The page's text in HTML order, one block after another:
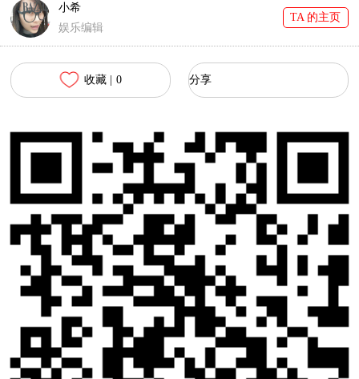
小希
娱乐编辑
TA 的主页
收藏 | 0 分享